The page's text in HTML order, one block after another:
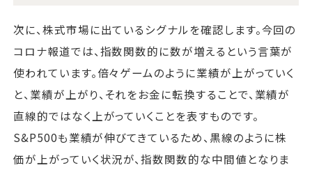
次に、株式市場に出ているシグナルを確認します。今回の
コロナ報道では、指数関数的に数が増えるという言葉が
使われています。倍々ゲームのように業績が上がっていく
と、業績が上がり、それをお金に転換することで、業績が
直線的ではなく上がっていくことを表すものです。
S&P500も業績が伸びてきているため、黒線のように株
価が上がっていく状況が、指数関数的な中間値となりま